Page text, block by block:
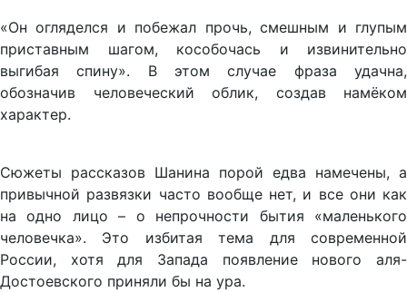
«Он огляделся и побежал прочь, смешным и глупым
приставным шагом, кособочась и извинительно
выгибая спину». В этом случае фраза удачна,
обозначив человеческий облик, создав намёком
характер.
Сюжеты рассказов Шанина порой едва намечены, а
привычной развязки часто вообще нет, и все они как
на одно лицо – о непрочности бытия «маленького
человечка». Это избитая тема для современной
России, хотя для Запада появление нового аля-
Достоевского приняли бы на ура.